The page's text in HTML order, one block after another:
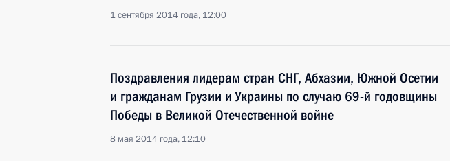
1 сентября 2014 года, 12:00
Поздравления лидерам стран СНГ, Абхазии, Южной Осетии
и гражданам Грузии и Украины по случаю 69-й годовщины
Победы в Великой Отечественной войне
8 мая 2014 года, 12:10